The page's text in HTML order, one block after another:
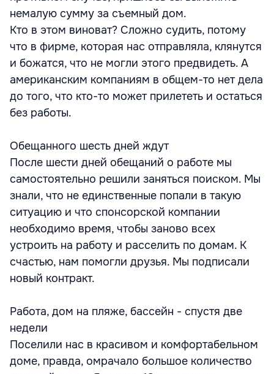
немалую сумму за съемный дом.
Кто в этом виноват? Сложно судить, потому
что в фирме, которая нас отправляла, клянутся
и божатся, что не могли этого предвидеть. А
американским компаниям в общем-то нет дела
до того, что кто-то может прилететь и остаться
без работы.
Обещанного шесть дней ждут
После шести дней обещаний о работе мы
самостоятельно решили заняться поиском. Мы
знали, что не единственные попали в такую
ситуацию и что спонсорской компании
необходимо время, чтобы заново всех
устроить на работу и расселить по домам. К
счастью, нам помогли друзья. Мы подписали
новый контракт.
Работа, дом на пляже, бассейн - спустя две
недели
Поселили нас в красивом и комфортабельном
доме, правда, омрачало большое количество